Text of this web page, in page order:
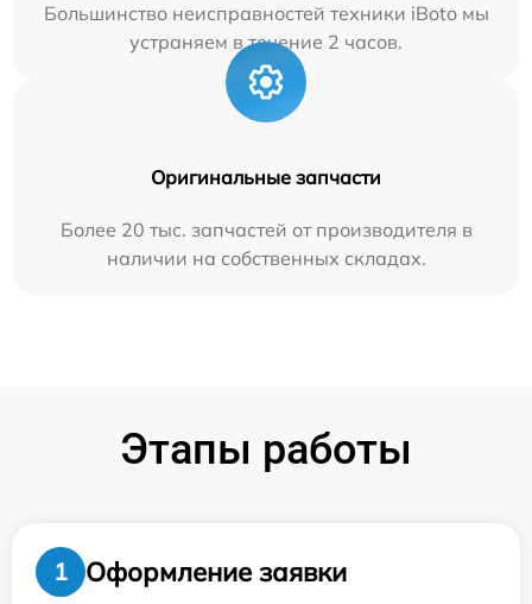
Большинство неисправностей техники iBoto мы
устраняем в течение 2 часов.
Оригинальные запчасти
Более 20 тыс. запчастей от производителя в
наличии на собственных складах.
Этапы работы
1 Оформление заявки